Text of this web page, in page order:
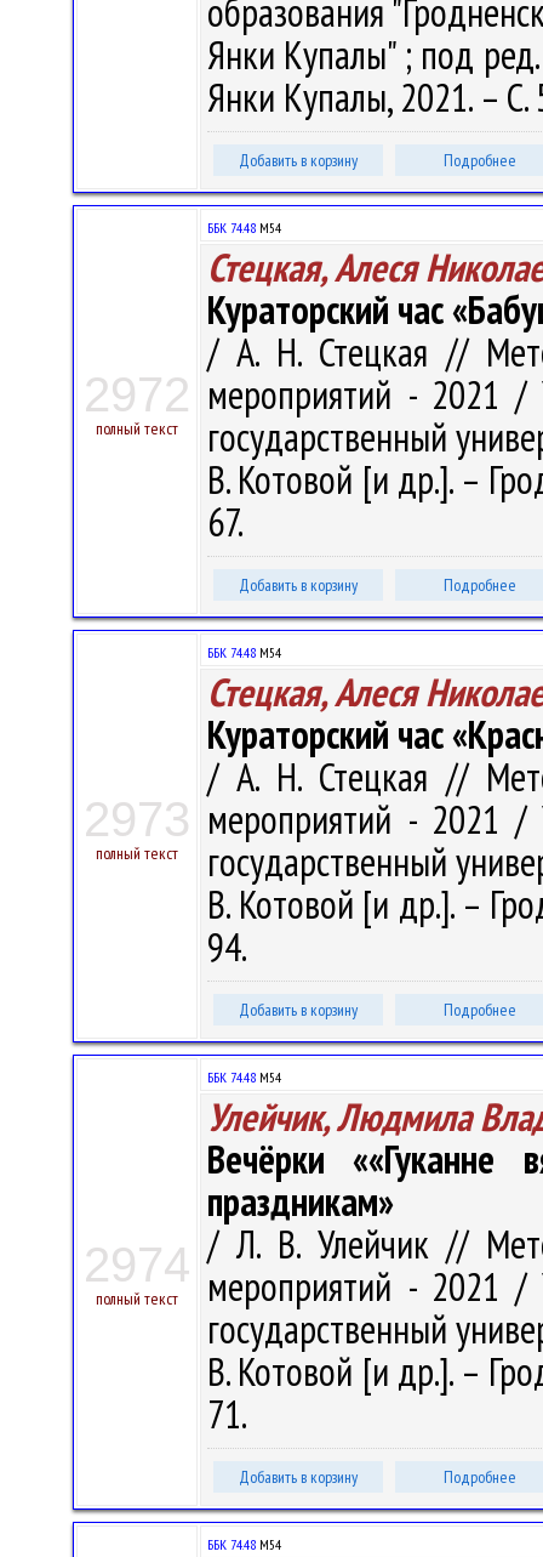
образования
Янки Купалы" ; под
Янки Купалы, 2021. –
Добавить в корзину Подробнее
2972
полный текст
ББК 74.48 М54
Стецкая, Алеся
Кураторский час
/ А. Н. Стецкая //
мероприятий - 2021 /
государственный
В. Котовой [и др.]. –
67.
Добавить в корзину Подробнее
2973
полный текст
ББК 74.48 М54
Стецкая, Алеся
Кураторский час
/ А. Н. Стецкая //
мероприятий - 2021 /
государственный
В. Котовой [и др.]. –
94.
Добавить в корзину Подробнее
2974
полный текст
ББК 74.48 М54
Улейчик, Людмила
Вечёрки ««Гуканне
праздникам»
/ Л. В. Улейчик //
мероприятий - 2021 /
государственный
В. Котовой [и др.]. –
71.
Добавить в корзину Подробнее
ББК 74.48 М54